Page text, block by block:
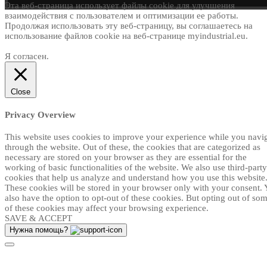
Эта веб-страница использует файлы cookie для улучшения
взаимодействия с пользователем и оптимизации ее работы.
Продолжая использовать эту веб-страницу, вы соглашаетесь на
использование файлов cookie на веб-странице myindustrial.eu.
Я согласен.
Close
Privacy Overview
This website uses cookies to improve your experience while you
through the website. Out of these, the cookies that are categorized as
necessary are stored on your browser as they are essential for the
working of basic functionalities of the website. We also use third-party
cookies that help us analyze and understand how you use this website.
These cookies will be stored in your browser only with your consent.
also have the option to opt-out of these cookies. But opting out of
of these cookies may affect your browsing experience.
SAVE & ACCEPT
Нужна помощь?